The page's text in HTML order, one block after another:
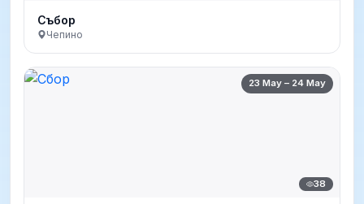
Събор
Чепино
23 May – 24 May
38